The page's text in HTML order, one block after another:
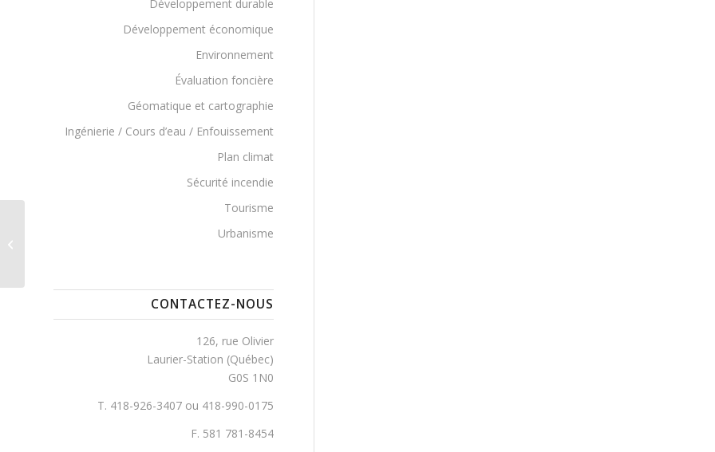
Développement durable
Développement économique
Environnement
Évaluation foncière
Géomatique et cartographie
Ingénierie / Cours d’eau / Enfouissement
Plan climat
Sécurité incendie
Tourisme
Urbanisme
CONTACTEZ-NOUS
126, rue Olivier
Laurier-Station (Québec)
G0S 1N0
T. 418-926-3407 ou 418-990-0175
F. 581 781-8454